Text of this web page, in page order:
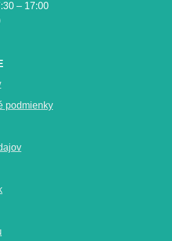
– 17:00
podmienky